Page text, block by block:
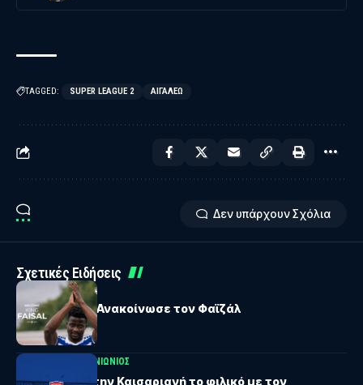
TAGGED: SUPER LEAGUE 2 ΑΙΓΆΛΕΩ
Δεν υπάρχουν Σχόλια
Σχετικές Ειδήσεις
ΕΛΛΆΣ ΣΎΡΟΥ
Ελλάς Σύρου: Ανακοίνωσε τον Φαϊζάλ
ΠΑΝΑΙΤΩΛΙΚΟΣ ΠΑΝΙΏΝΙΟΣ
Πανιώνιος: Στην Καισαριανή το φιλικό με τον